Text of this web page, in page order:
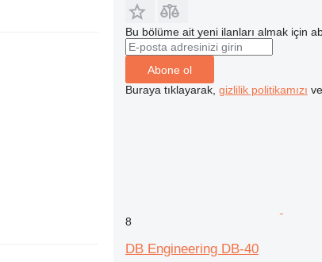
Bu bölüme ait yeni ilanları almak için
Abone ol
Buraya tıklayarak, gizlilik politikamızı ve
8
DB Engineering DB-40